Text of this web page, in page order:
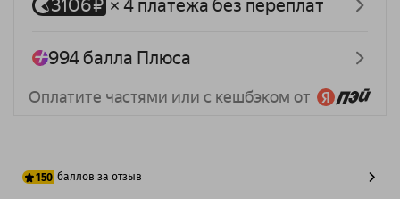
150 баллов за отзыв